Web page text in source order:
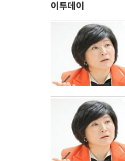
이투데이